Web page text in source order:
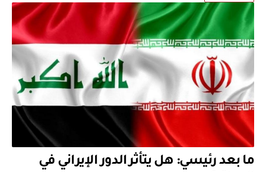
ما بعد رئيسي: هل يتأثر الدور الإيراني في